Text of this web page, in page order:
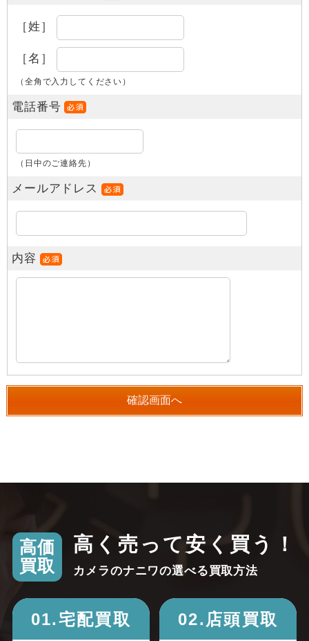
［姓］
［名］
（全角で入力してください）
電話番号
（日中のご連絡先）
メールアドレス
内容
高価
買取
高く売って安く買う！
カメラのナニワの選べる買取方法
01.宅配買取 02.店頭買取